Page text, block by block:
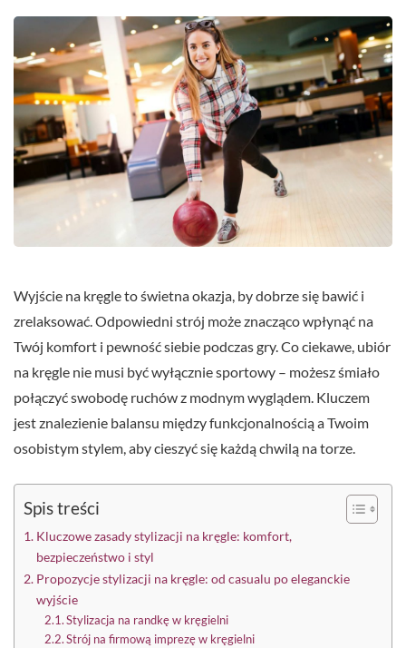
Wyjście na kręgle to świetna okazja, by dobrze się bawić i
zrelaksować. Odpowiedni strój może znacząco wpłynąć na
Twój komfort i pewność siebie podczas gry. Co ciekawe, ubiór
na kręgle nie musi być wyłącznie sportowy – możesz śmiało
połączyć swobodę ruchów z modnym wyglądem. Kluczem
jest znalezienie balansu między funkcjonalnością a Twoim
osobistym stylem, aby cieszyć się każdą chwilą na torze.
Spis treści
Kluczowe zasady stylizacji na kręgle: komfort,
bezpieczeństwo i styl
Propozycje stylizacji na kręgle: od casualu po eleganckie
wyjście
Stylizacja na randkę w kręgielni
Strój na firmową imprezę w kręgielni